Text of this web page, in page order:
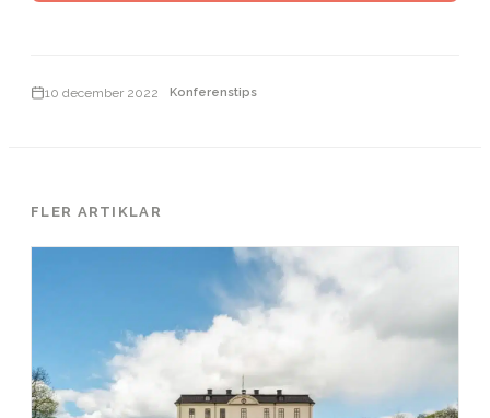
10 december 2022 Konferenstips
FLER ARTIKLAR